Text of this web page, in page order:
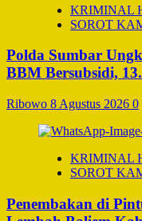
KRIMINAL
SOROT
Polda Sumbar
BBM Bersubsidi,
Ribowo 8 Agustus 2026 0
KRIMINAL
SOROT
Penembakan di